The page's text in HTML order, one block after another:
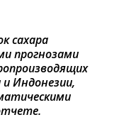
сахара
прогнозами
Индонезии,